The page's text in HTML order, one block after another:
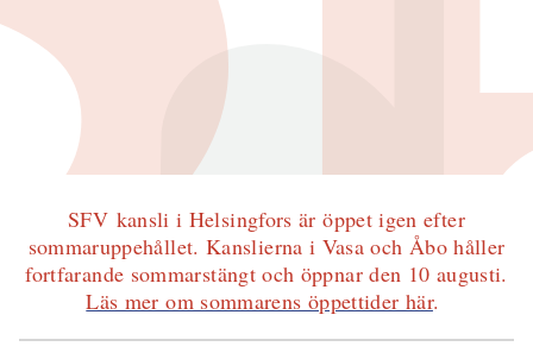
SFV kansli i Helsingfors är öppet igen efter
sommaruppehållet. Kanslierna i Vasa och Åbo håller
fortfarande sommarstängt och öppnar den 10 augusti.
Läs mer om sommarens öppettider här.